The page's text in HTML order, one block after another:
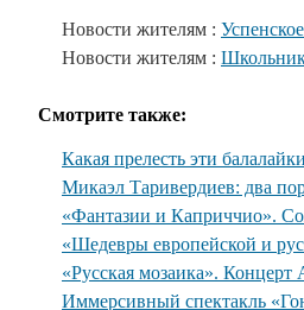
Новости жителям :
Новости жителям :
Смотрите также:
Какая прелесть эти
Микаэл Таривердиев: два
«Фантазии и Каприччио».
«Шедевры европейской и
«Русская мозаика». Концерт
Иммерсивный спектакль